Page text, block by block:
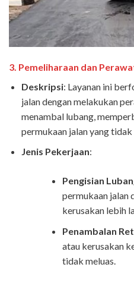
3. Pemeliharaan dan
Deskripsi: Layanan ini
jalan dengan melakukan
menambal lubang,
permukaan jalan yang tidak
Jenis Pekerjaan:
Pengisian
permukaan jalan
kerusakan lebih
Penambalan
atau kerusakan
tidak meluas.